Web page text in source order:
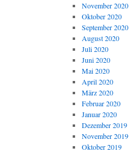
November 2020
Oktober 2020
September 2020
August 2020
Juli 2020
Juni 2020
Mai 2020
April 2020
März 2020
Februar 2020
Januar 2020
Dezember 2019
November 2019
Oktober 2019